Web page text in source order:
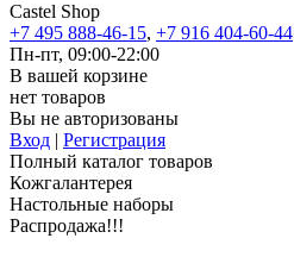
Castel Shop
+7 495 888-46-15, +7 916 404-60-44
Пн-пт, 09:00-22:00
В вашей корзине
нет товаров
Вы не авторизованы
Вход | Регистрация
Полный каталог товаров
Кожгалантерея
Настольные наборы
Распродажа!!!